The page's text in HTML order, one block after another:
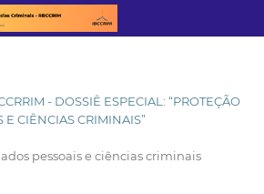
- DOSSIÊ ESPECIAL: “PROTEÇÃO
E CIÊNCIAS CRIMINAIS”
pessoais e ciências criminais